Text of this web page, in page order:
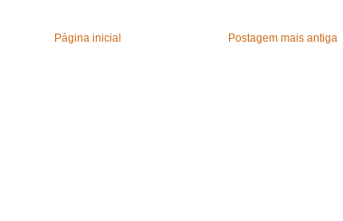
Postagem mais antiga
Página inicial